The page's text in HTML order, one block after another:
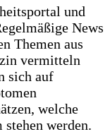
und
News
Themen aus
vermitteln
sich auf
welche
werden.